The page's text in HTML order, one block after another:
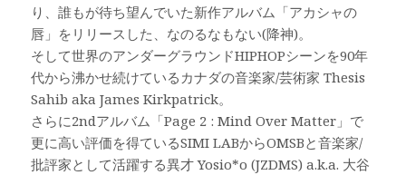
り、誰もが待ち望んでいた新作アルバム「アカシャの
唇」をリリースした、なのるなもない(降神)。
そして世界のアンダーグラウンドHIPHOPシーンを90年
代から沸かせ続けているカナダの音楽家/芸術家 Thesis
Sahib aka James Kirkpatrick。
さらに2ndアルバム「Page 2 : Mind Over Matter」で
更に高い評価を得ているSIMI LABからOMSBと音楽家/
批評家として活躍する異才 Yosio*o (JZDMS) a.k.a. 大谷